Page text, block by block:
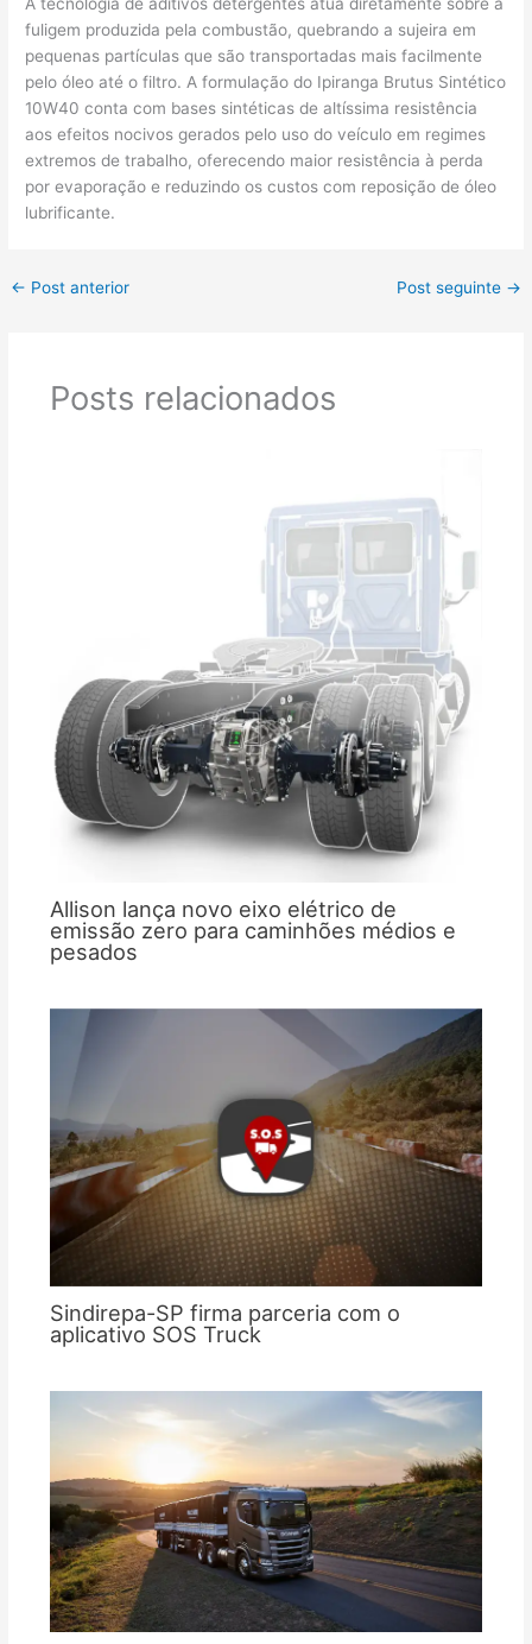
fuligem produzida pela combustão, quebrando a sujeira em
pequenas partículas que são transportadas mais facilmente
pelo óleo até o filtro. A formulação do Ipiranga Brutus Sintético
10W40 conta com bases sintéticas de altíssima resistência
aos efeitos nocivos gerados pelo uso do veículo em regimes
extremos de trabalho, oferecendo maior resistência à perda
por evaporação e reduzindo os custos com reposição de óleo
lubrificante.
← Post anterior Post seguinte →
Posts relacionados
Allison lança novo eixo elétrico de
emissão zero para caminhões médios e
pesados
Sindirepa-SP firma parceria com o
aplicativo SOS Truck